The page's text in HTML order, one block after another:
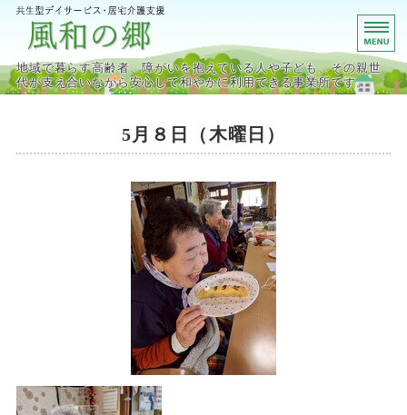
宮城県栗原市の共生型デイ
地域で暮らす高齢者、障がいを抱えている人や子ども、その親世
代が支え合いながら安心して和やかに利用できる事業所です。
デイサービス事業
施設概要・アクセス
5月８日（木曜日）